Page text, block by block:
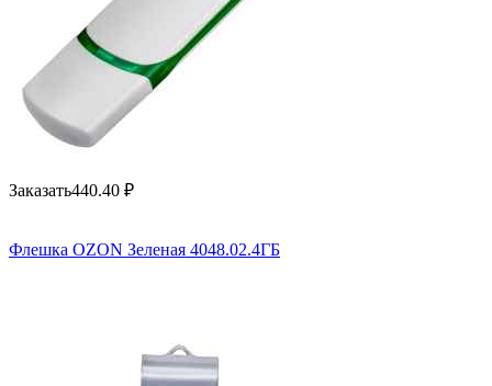
Заказать440.40 ₽
Флешка OZON Зеленая 4048.02.4ГБ